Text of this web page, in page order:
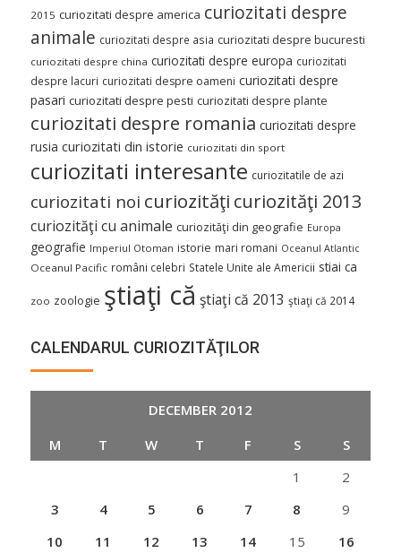
2015 curiozitati despre america curiozitati despre
animale curiozitati despre asia curiozitati despre bucuresti
curiozitati despre china curiozitati despre europa curiozitati
despre lacuri curiozitati despre oameni curiozitati despre
pasari curiozitati despre pesti curiozitati despre plante
curiozitati despre romania curiozitati despre
rusia curiozitati din istorie curiozitati din sport
curiozitati interesante curiozitatile de azi
curiozitati noi curiozităţi curiozităţi 2013
curiozităţi cu animale curiozităţi din geografie Europa
geografie Imperiul Otoman istorie mari romani Oceanul Atlantic
Oceanul Pacific români celebri Statele Unite ale Americii stiai ca
zoo zoologie ştiaţi că ştiaţi că 2013 ştiaţi că 2014
CALENDARUL CURIOZITĂŢILOR
DECEMBER 2012
M
T W T F S
S
1
2
3
4 5 6 7 8
9
10
11 12 13 14 15 16